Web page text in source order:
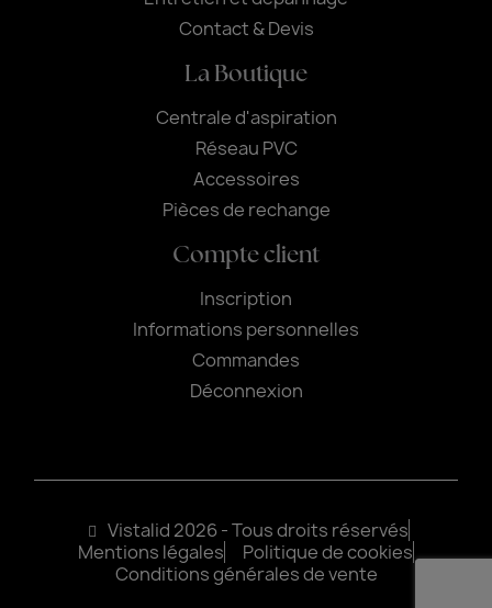
Contact & Devis
La Boutique
Centrale d'aspiration
Réseau PVC
Accessoires
Pièces de rechange
Compte client
Inscription
Informations personnelles
Commandes
Déconnexion
Vistalid 2026 - Tous droits réservés
Mentions légales
Politique de cookies
Conditions générales de vente